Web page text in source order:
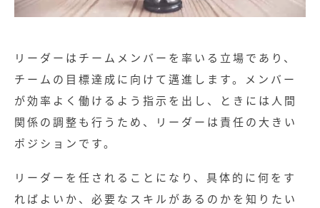
リーダーはチームメンバーを率いる立場であり、
チームの目標達成に向けて邁進します。メンバー
が効率よく働けるよう指示を出し、ときには人間
関係の調整も行うため、リーダーは責任の大きい
ポジションです。
リーダーを任されることになり、具体的に何をす
ればよいか、必要なスキルがあるのかを知りたい